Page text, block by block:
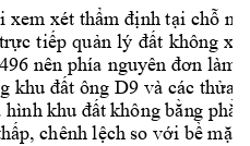
xem xét thẩm định tại chỗ
trực tiếp quản lý đất không x
496 nên phía nguyên đơn làm
khu đất ông D9 và các thửa
hình khu đất không bằng
hấp, chênh lệch so với bề mặt